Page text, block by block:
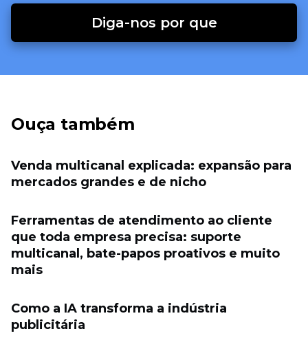
Diga-nos por que
Ouça também
Venda multicanal explicada: expansão para
mercados grandes e de nicho
Ferramentas de atendimento ao cliente
que toda empresa precisa: suporte
multicanal, bate-papos proativos e muito
mais
Como a IA transforma a indústria
publicitária